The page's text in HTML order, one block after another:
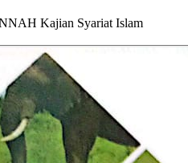
Kajian Syariat Islam